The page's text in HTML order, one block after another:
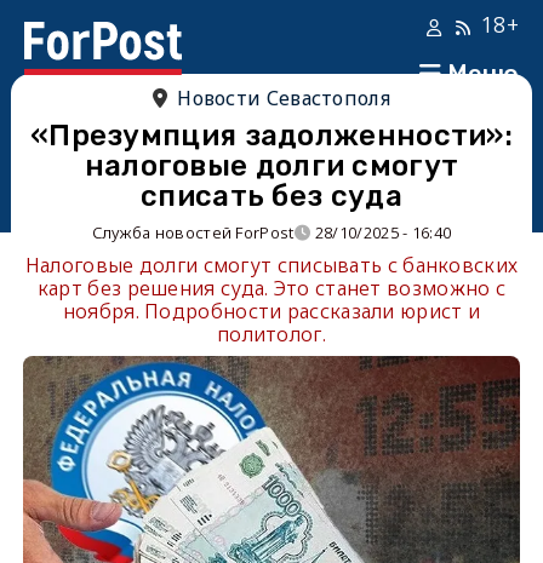
Меню
18+
Новости Севастополя
«Презумпция задолженности»:
налоговые долги смогут
списать без суда
Служба новостей ForPost 28/10/2025 - 16:40
Налоговые долги смогут списывать с банковских
карт без решения суда. Это станет возможно с
ноября. Подробности рассказали юрист и
политолог.